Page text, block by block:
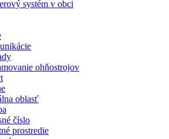
systém v obci
ohňostrojov
oblasť
číslo
prostredie